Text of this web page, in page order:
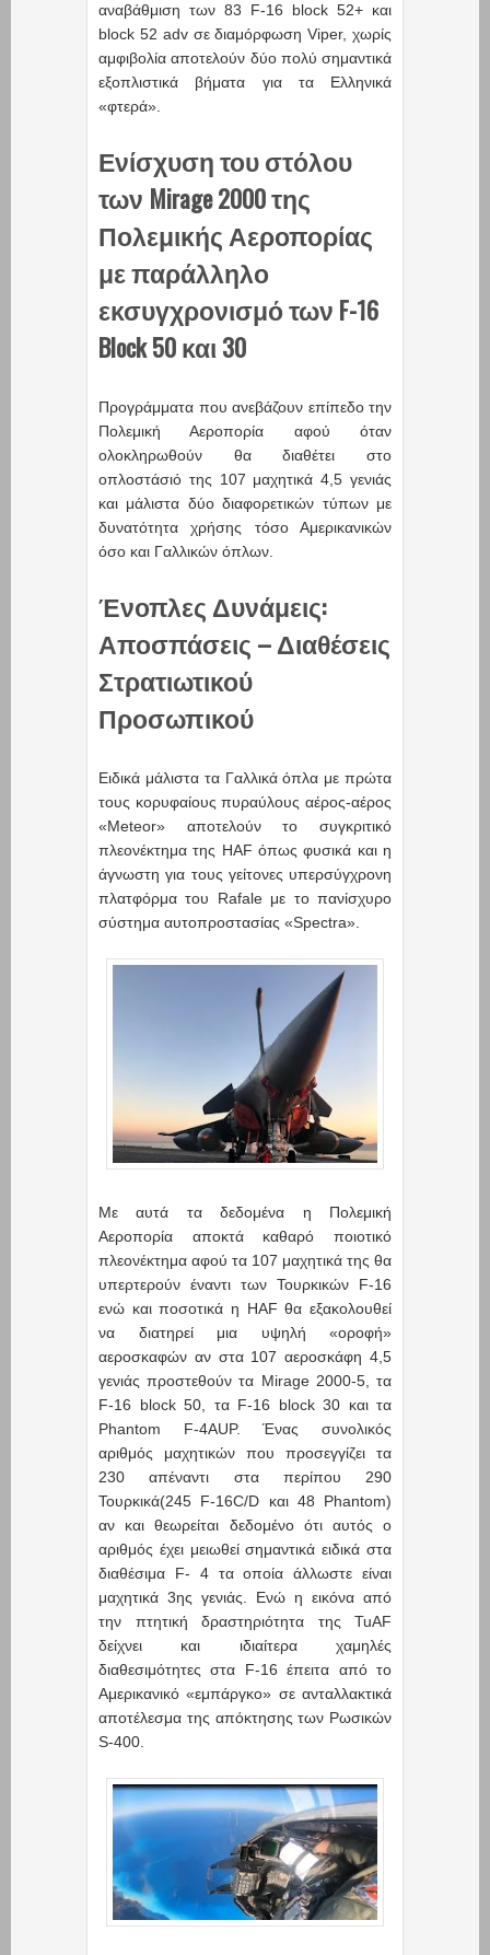
αναβάθμιση των 83 F-16 block 52+ και
block 52 adv σε διαμόρφωση Viper, χωρίς
αμφιβολία αποτελούν δύο πολύ σημαντικά
εξοπλιστικά βήματα για τα Ελληνικά
«φτερά».
Ενίσχυση του στόλου
των Mirage 2000 της
Πολεμικής Αεροπορίας
με παράλληλο
εκσυγχρονισμό των F-16
Block 50 και 30
Προγράμματα που ανεβάζουν επίπεδο την
Πολεμική Αεροπορία αφού όταν
ολοκληρωθούν θα διαθέτει στο
οπλοστάσιό της 107 μαχητικά 4,5 γενιάς
και μάλιστα δύο διαφορετικών τύπων με
δυνατότητα χρήσης τόσο Αμερικανικών
όσο και Γαλλικών όπλων.
Ένοπλες Δυνάμεις:
Αποσπάσεις – Διαθέσεις
Στρατιωτικού
Προσωπικού
Ειδικά μάλιστα τα Γαλλικά όπλα με πρώτα
τους κορυφαίους πυραύλους αέρος-αέρος
«Meteor» αποτελούν το συγκριτικό
πλεονέκτημα της HAF όπως φυσικά και η
άγνωστη για τους γείτονες υπερσύγχρονη
πλατφόρμα του Rafale με το πανίσχυρο
σύστημα αυτοπροστασίας «Spectra».
Με αυτά τα δεδομένα η Πολεμική
Αεροπορία αποκτά καθαρό ποιοτικό
πλεονέκτημα αφού τα 107 μαχητικά της θα
υπερτερούν έναντι των Τουρκικών F-16
ενώ και ποσοτικά η HAF θα εξακολουθεί
να διατηρεί μια υψηλή «οροφή»
αεροσκαφών αν στα 107 αεροσκάφη 4,5
γενιάς προστεθούν τα Mirage 2000-5, τα
F-16 block 50, τα F-16 block 30 και τα
Phantom F-4AUP. Ένας συνολικός
αριθμός μαχητικών που προσεγγίζει τα
230 απέναντι στα περίπου 290
Τουρκικά(245 F-16C/D και 48 Phantom)
αν και θεωρείται δεδομένο ότι αυτός ο
αριθμός έχει μειωθεί σημαντικά ειδικά στα
διαθέσιμα F- 4 τα οποία άλλωστε είναι
μαχητικά 3ης γενιάς. Ενώ η εικόνα από
την πτητική δραστηριότητα της TuAF
δείχνει και ιδιαίτερα χαμηλές
διαθεσιμότητες στα F-16 έπειτα από το
Αμερικανικό «εμπάργκο» σε ανταλλακτικά
αποτέλεσμα της απόκτησης των Ρωσικών
S-400.